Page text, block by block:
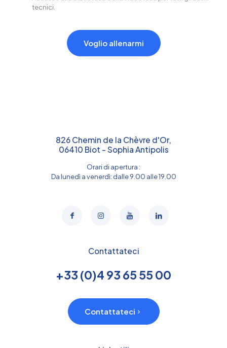
tecnici.
Voglio allenarmi
826 Chemin de la Chèvre d'Or,
06410 Biot - Sophia Antipolis
Orari di apertura :
Da lunedì a venerdì: dalle 9.00 alle 19.00
Contattateci
+33 (0)4 93 65 55 00
Contattateci